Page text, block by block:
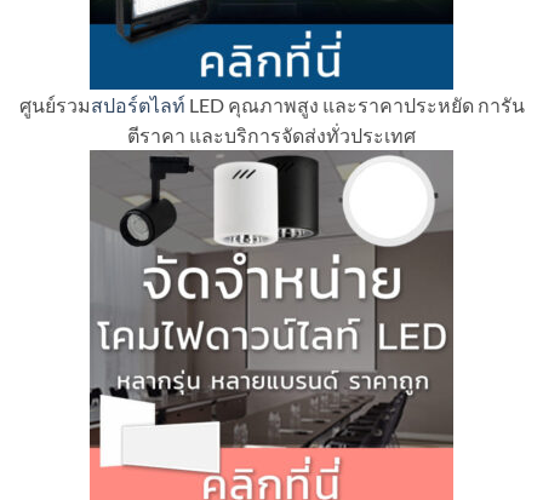
ศูนย์รวมสปอร์ตไลท์ LED คุณภาพสูง และราคาประหยัด การัน
ตีราคา และบริการจัดส่งทั่วประเทศ